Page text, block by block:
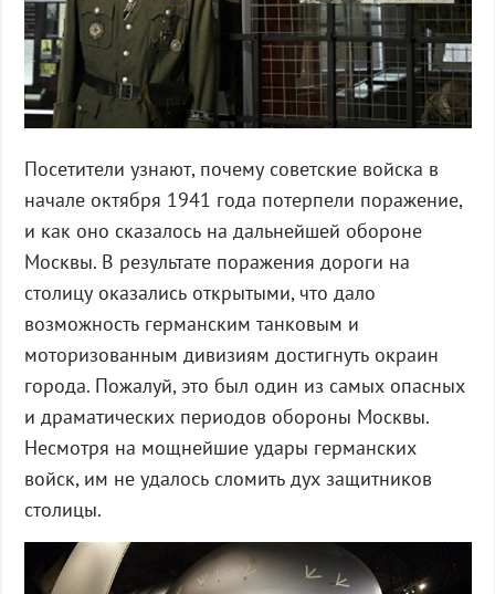
Посетители узнают, почему советские войска в
начале октября 1941 года потерпели поражение,
и как оно сказалось на дальнейшей обороне
Москвы. В результате поражения дороги на
столицу оказались открытыми, что дало
возможность германским танковым и
моторизованным дивизиям достигнуть окраин
города. Пожалуй, это был один из самых опасных
и драматических периодов обороны Москвы.
Несмотря на мощнейшие удары германских
войск, им не удалось сломить дух защитников
столицы.